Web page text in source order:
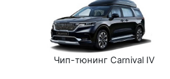
Чип-тюнинг Carnival IV